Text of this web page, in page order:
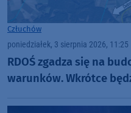
Człuchów
poniedziałek, 3 sierpnia 2026, 11:25
RDOŚ zgadza się na
warunków. Wkrótce